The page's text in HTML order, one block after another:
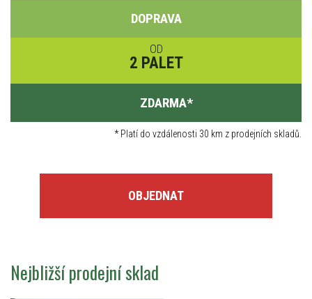
DOPRAVA
OD
2 PALET
ZDARMA*
*Platí do vzdálenosti 30 km z prodejních skladů.
OBJEDNAT
Nejbližší prodejní sklad